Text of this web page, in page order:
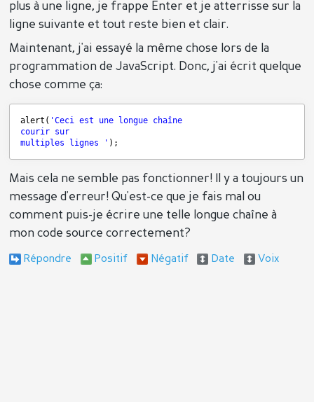
plus à une ligne, je frappe Enter et je atterrisse sur la
ligne suivante et tout reste bien et clair.
Maintenant, j'ai essayé la même chose lors de la
programmation de JavaScript. Donc, j'ai écrit quelque
chose comme ça:
alert( 'Ceci est une longue chaîne
courir sur
multiples lignes ' );
Mais cela ne semble pas fonctionner! Il y a toujours un
message d'erreur! Qu'est-ce que je fais mal ou
comment puis-je écrire une telle longue chaîne à
mon code source correctement?